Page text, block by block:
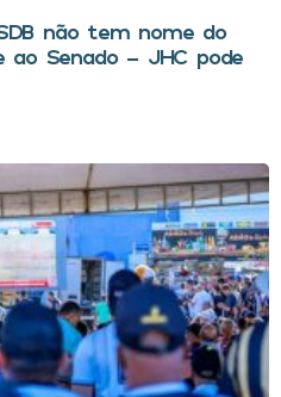
não tem nome do
ao Senado – JHC pode